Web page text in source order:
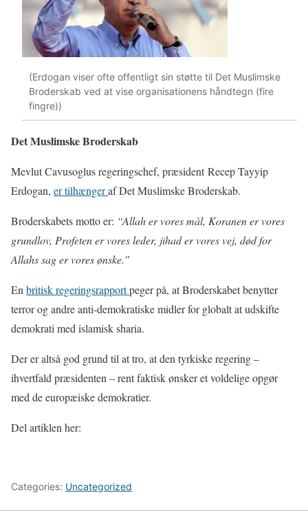
(Erdogan viser ofte offentligt sin støtte til Det Muslimske
Broderskab ved at vise organisationens håndtegn (fire
fingre))
Det Muslimske Broderskab
Mevlut Cavusoglus regeringschef, præsident Recep Tayyip
Erdogan, er tilhængeraf Det Muslimske Broderskab.
Broderskabets motto er: “Allah er vores mål, Koranen er vores
grundlov, Profeten er vores leder, jihad er vores vej, død for
Allahs sag er vores ønske.”
En britisk regeringsrapportpeger på, at Broderskabet benytter
terror og andre anti-demokratiske midler for globalt at udskifte
demokrati med islamisk sharia.
Der er altså god grund til at tro, at den tyrkiske regering –
ihvertfald præsidenten – rent faktisk ønsker et voldelige opgør
med de europæiske demokratier.
Del artiklen her:
Categories: Uncategorized